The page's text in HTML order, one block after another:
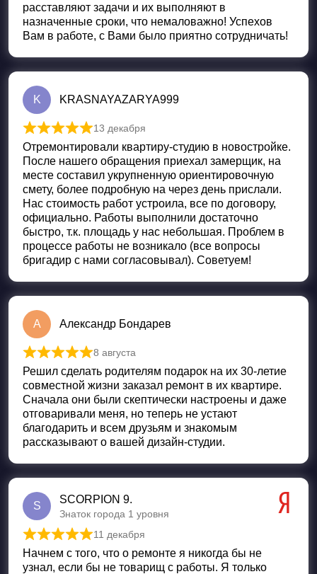
расставляют задачи и их выполняют в
назначенные сроки, что немаловажно! Успехов
Вам в работе, с Вами было приятно сотрудничать!
K KRASNAYAZARYA999
Оценка5 из 5
13 декабря
Отремонтировали квартиру-студию в новостройке.
После нашего обращения приехал замерщик, на
месте составил укрупненную ориентировочную
смету, более подробную на через день прислали.
Нас стоимость работ устроила, все по договору,
официально. Работы выполнили достаточно
быстро, т.к. площадь у нас небольшая. Проблем в
процессе работы не возникало (все вопросы
бригадир с нами согласовывал). Советуем!
А Александр Бондарев
Оценка 5из 5
8 августа
Решил сделать родителям подарок на их 30-летие
совместной жизни заказал ремонт в их квартире.
Сначала они были скептически настроены и даже
отговаривали меня, но теперь не устают
благодарить и всем друзьям и знакомым
рассказывают о вашей дизайн-студии.
S
SCORPION 9.
Знаток города 1 уровня
Оценка5 из 5
11 декабря
Начнем с того, что о ремонте я никогда бы не
узнал, если бы не товарищ с работы. Я только